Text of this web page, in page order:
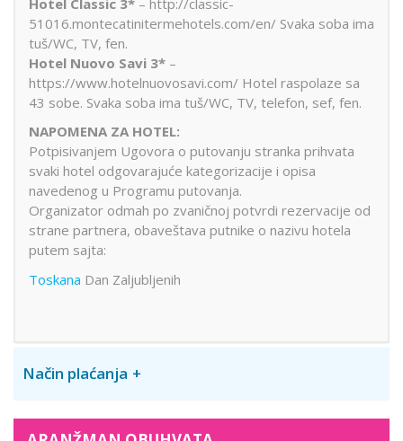
51016.montecatinitermehotels.com/en/ Svaka soba ima
tuš/WC, TV, fen.
Hotel Nuovo Savi 3* –
https://www.hotelnuovosavi.com/ Hotel raspolaze sa
43 sobe. Svaka soba ima tuš/WC, TV, telefon, sef, fen.
NAPOMENA ZA HOTEL:
Potpisivanjem Ugovora o putovanju stranka prihvata
svaki hotel odgovarajuće kategorizacije i opisa
navedenog u Programu putovanja.
Organizator odmah po zvaničnoj potvrdi rezervacije od
strane partnera, obaveštava putnike o nazivu hotela
putem sajta:
Toskana Dan Zaljubljenih
Način plaćanja